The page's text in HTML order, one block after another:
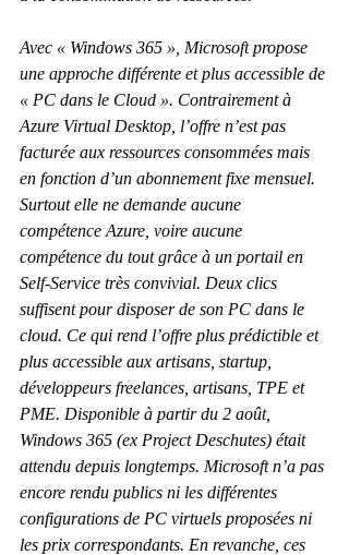
Avec « Windows 365 », Microsoft propose
une approche différente et plus accessible de
« PC dans le Cloud ». Contrairement à
Azure Virtual Desktop, l’offre n’est pas
facturée aux ressources consommées mais
en fonction d’un abonnement fixe mensuel.
Surtout elle ne demande aucune
compétence Azure, voire aucune
compétence du tout grâce à un portail en
Self-Service très convivial. Deux clics
suffisent pour disposer de son PC dans le
cloud. Ce qui rend l’offre plus prédictible et
plus accessible aux artisans, startup,
développeurs freelances, artisans, TPE et
PME. Disponible à partir du 2 août,
Windows 365 (ex Project Deschutes) était
attendu depuis longtemps. Microsoft n’a pas
encore rendu publics ni les différentes
configurations de PC virtuels proposées ni
les prix correspondants. En revanche, ces